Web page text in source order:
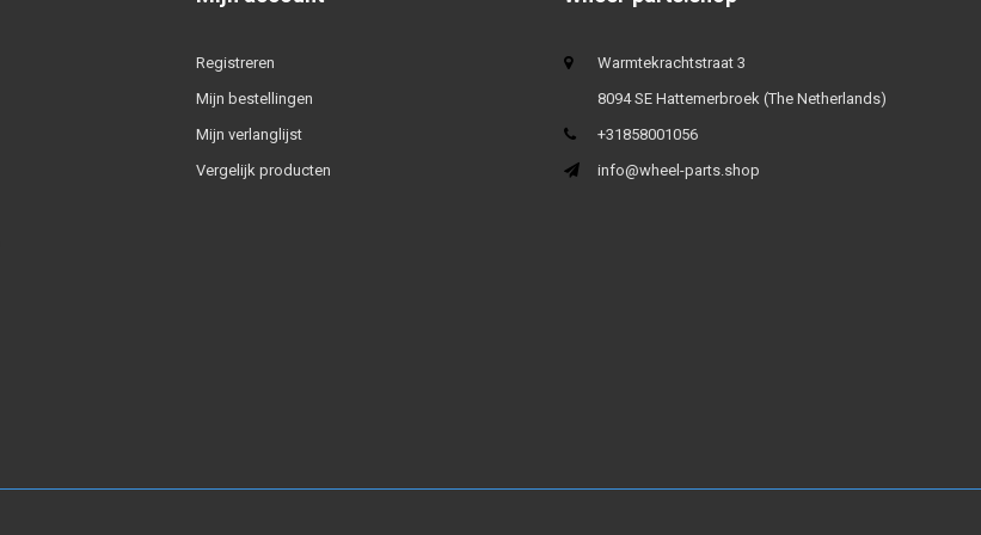
Registreren
Mijn bestellingen
Mijn verlanglijst
Vergelijk producten
Warmtekrachtstraat 3
8094 SE Hattemerbroek (The Netherlands)
+31858001056
info@wheel-parts.shop